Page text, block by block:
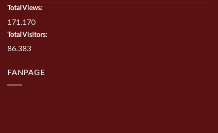
Total Views:
171.170
Total Visitors:
86.383
FANPAGE